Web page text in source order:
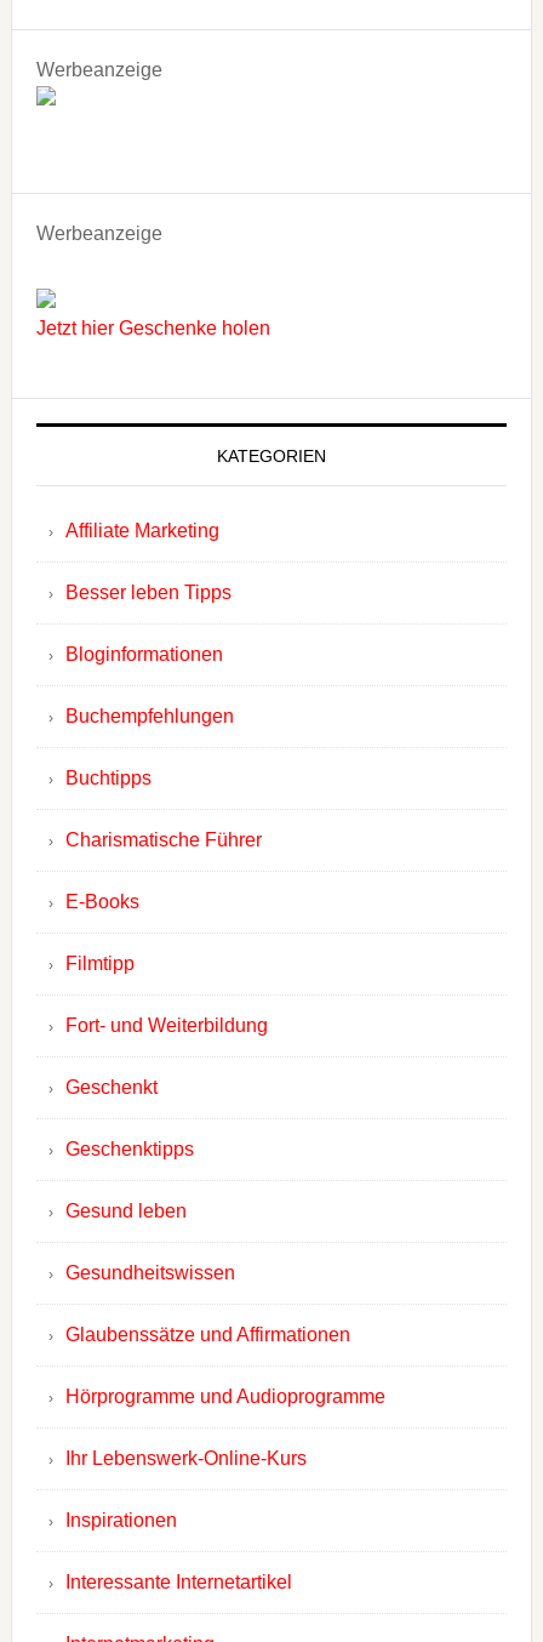
Werbeanzeige
Werbeanzeige
Jetzt hier Geschenke holen
KATEGORIEN
Affiliate Marketing
Besser leben Tipps
Bloginformationen
Buchempfehlungen
Buchtipps
Charismatische Führer
E-Books
Filmtipp
Fort- und Weiterbildung
Geschenkt
Geschenktipps
Gesund leben
Gesundheitswissen
Glaubenssätze und Affirmationen
Hörprogramme und Audioprogramme
Ihr Lebenswerk-Online-Kurs
Inspirationen
Interessante Internetartikel